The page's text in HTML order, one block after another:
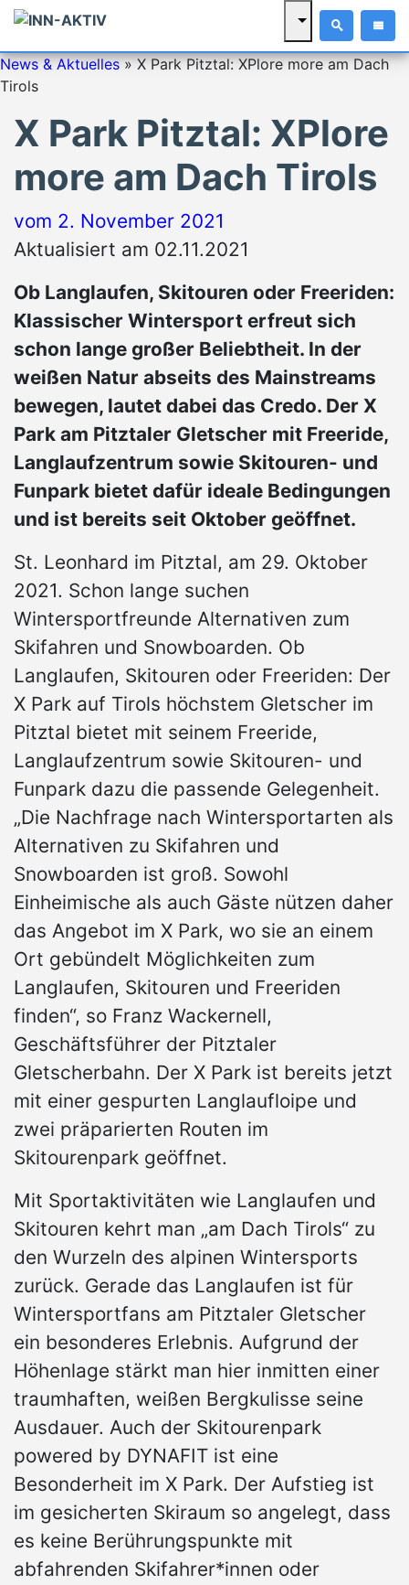
News & Aktuelles»X Park Pitztal: XPlore more am Dach
Tirols
X Park Pitztal: XPlore
more am Dach Tirols
vom 2. November 2021
Aktualisiert am 02.11.2021
Ob Langlaufen, Skitouren oder Freeriden:
Klassischer Wintersport erfreut sich
schon lange großer Beliebtheit. In der
weißen Natur abseits des Mainstreams
bewegen, lautet dabei das Credo. Der X
Park am Pitztaler Gletscher mit Freeride,
Langlaufzentrum sowie Skitouren- und
Funpark bietet dafür ideale Bedingungen
und ist bereits seit Oktober geöffnet.
St. Leonhard im Pitztal, am 29. Oktober
2021. Schon lange suchen
Wintersportfreunde Alternativen zum
Skifahren und Snowboarden. Ob
Langlaufen, Skitouren oder Freeriden: Der
X Park auf Tirols höchstem Gletscher im
Pitztal bietet mit seinem Freeride,
Langlaufzentrum sowie Skitouren- und
Funpark dazu die passende Gelegenheit.
„Die Nachfrage nach Wintersportarten als
Alternativen zu Skifahren und
Snowboarden ist groß. Sowohl
Einheimische als auch Gäste nützen daher
das Angebot im X Park, wo sie an einem
Ort gebündelt Möglichkeiten zum
Langlaufen, Skitouren und Freeriden
finden“, so Franz Wackernell,
Geschäftsführer der Pitztaler
Gletscherbahn. Der X Park ist bereits jetzt
mit einer gespurten Langlaufloipe und
zwei präparierten Routen im
Skitourenpark geöffnet.
Mit Sportaktivitäten wie Langlaufen und
Skitouren kehrt man „am Dach Tirols“ zu
den Wurzeln des alpinen Wintersports
zurück. Gerade das Langlaufen ist für
Wintersportfans am Pitztaler Gletscher
ein besonderes Erlebnis. Aufgrund der
Höhenlage stärkt man hier inmitten einer
traumhaften, weißen Bergkulisse seine
Ausdauer. Auch der Skitourenpark
powered by DYNAFIT ist eine
Besonderheit im X Park. Der Aufstieg ist
im gesicherten Skiraum so angelegt, dass
es keine Berührungspunkte mit
abfahrenden Skifahrer*innen oder